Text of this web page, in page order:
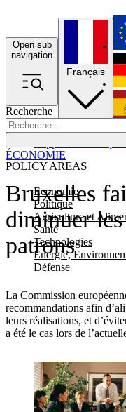
Open sub
navigation
Recherche
POLICY AREAS
Economie
Politique
Agriculture et
Santé
Technologies
Energie,
Défense
Français
Bruxelles
diminuer
patrons
La Commission
recommandations afin
leurs réalisations, et
a été le cas lors de
ÉCONOMIE